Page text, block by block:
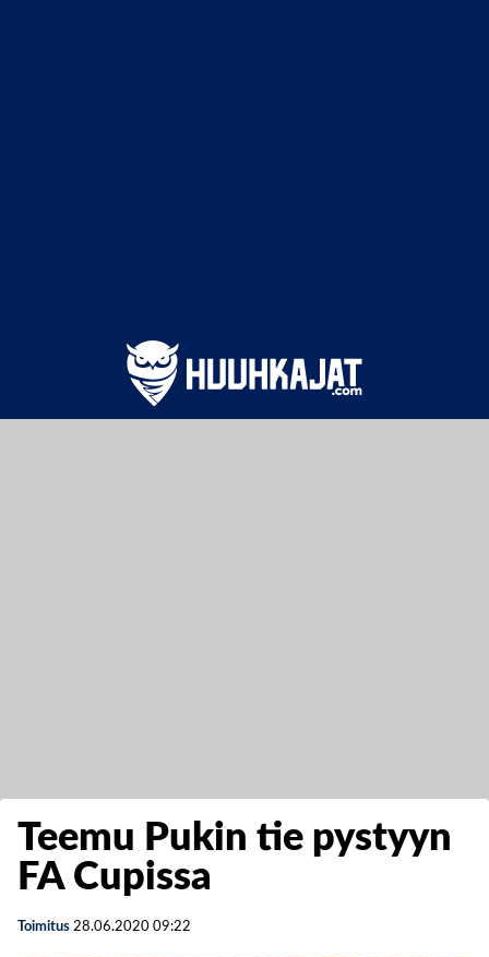
Teemu Pukin tie pystyyn
FA Cupissa
Toimitus 28.06.2020 09:22